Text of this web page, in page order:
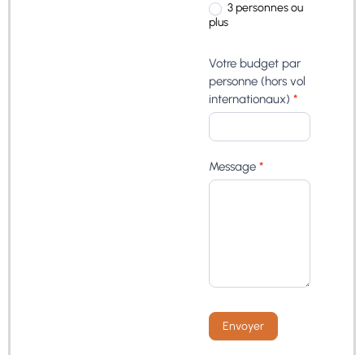
3 personnes ou
plus
Votre budget par
personne (hors vol
internationaux) *
Message *
Envoyer